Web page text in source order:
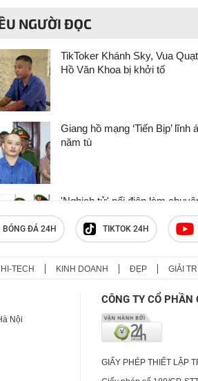
NGƯỜI ĐỌC
TikToker Khánh Sky, Vua
Hồ Văn Khoa bị khởi tố
Giang hồ mạng ‘Tiến Bịp’ lĩnh
năm tù
'Nghịch tử' nổi điên làm
động trời ở nơi làm việc của
phẫn nộ nguồn cơn gây án
Clip: Người phụ nữ đi chợ bất
BÓNG ĐÁ 24H TIKTOK 24H
HI-TECH KINH DOANH ĐẸP GIẢI
Nội
CÔNG TY CỔ PHẦN
GIẤY PHÉP THIẾT LẬP